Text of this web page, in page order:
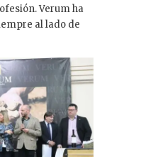
Verum ha
al lado de